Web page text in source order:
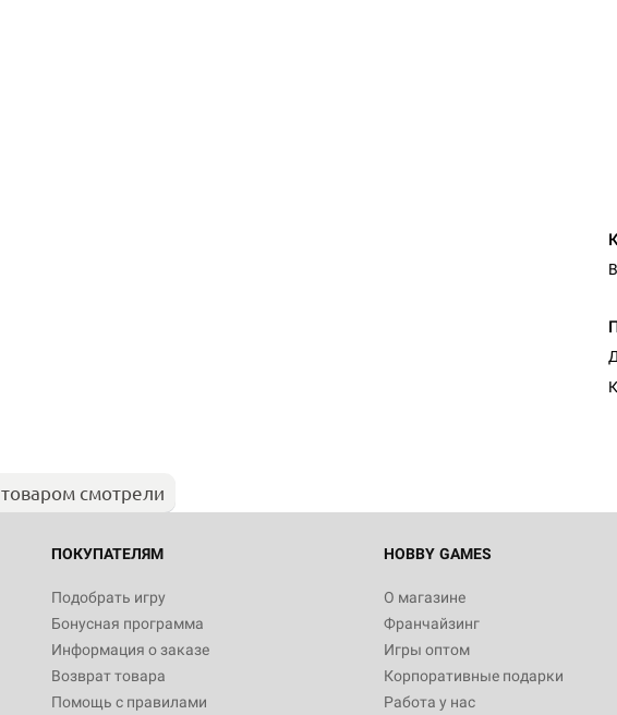
смотрели
ПОКУПАТЕЛЯМ
Подобрать игру
Бонусная программа
Информация о заказе
Возврат товара
Помощь с правилами
HOBBY GAMES
О магазине
Франчайзинг
Игры оптом
Корпоративные подарки
Работа у нас
Настольная игра Hobby
Белая смерть
12 990
Настольная игра Hobby World
3 490